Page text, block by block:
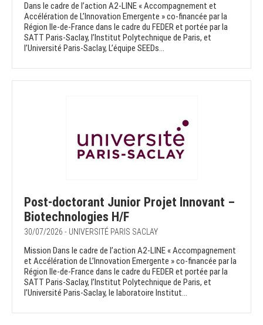
Dans le cadre de l’action A2-LINE « Accompagnement et
Accélération de L’Innovation Emergente » co-financée par la
Région Ile-de-France dans le cadre du FEDER et portée par la
SATT Paris-Saclay, l’Institut Polytechnique de Paris, et
l’Université Paris-Saclay, L’équipe SEEDs...
Post-doctorant Junior Projet Innovant –
Biotechnologies H/F
30/07/2026 - UNIVERSITÉ PARIS SACLAY
Mission Dans le cadre de l’action A2-LINE « Accompagnement
et Accélération de L’Innovation Emergente » co-financée par la
Région Ile-de-France dans le cadre du FEDER et portée par la
SATT Paris-Saclay, l’Institut Polytechnique de Paris, et
l’Université Paris-Saclay, le laboratoire Institut...